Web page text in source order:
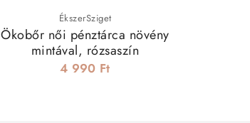
ÉkszerSziget
Ökobőr női pénztárca növény
mintával, rózsaszín
4 990 Ft